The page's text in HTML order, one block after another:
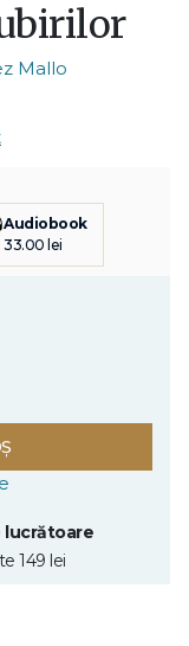
Mallo
Audiobook
33.00 lei
lucrătoare
149 lei